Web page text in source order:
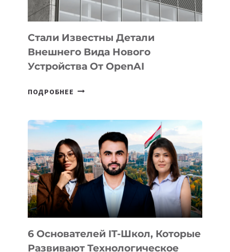
ИНТЕЛЛЕКТА
Стали Известны Детали
Внешнего Вида Нового
Устройства От OpenAI
ПОДРОБНЕЕ СТАЛИ
ВНЕШНЕГО
ВИДА
НОВОГО
УСТРОЙСТВА
ОТ
OPENAI
6 Основателей IT-Школ, Которые
Развивают Технологическое